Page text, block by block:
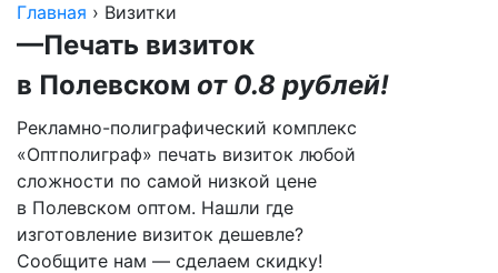
Главная › Визитки
—Печать визиток
в Полевском от 0.8 рублей!
Рекламно-полиграфический комплекс
«Оптполиграф» печать визиток любой
сложности по самой низкой цене
в Полевском оптом. Нашли где
изготовление визиток дешевле?
Сообщите нам — сделаем скидку!